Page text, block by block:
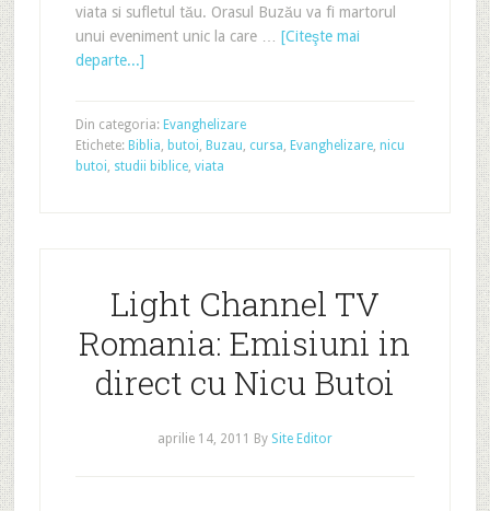
viata si sufletul tău. Orasul Buzău va fi martorul
unui eveniment unic la care … [Citeşte mai
departe...]
Din categoria: Evanghelizare
Etichete: Biblia, butoi, Buzau, cursa, Evanghelizare, nicu
butoi, studii biblice, viata
Light Channel TV
Romania: Emisiuni in
direct cu Nicu Butoi
aprilie 14, 2011 By Site Editor